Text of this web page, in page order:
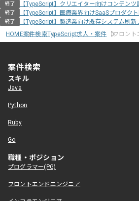
終了 【TypeScript】クリエイター向けコンテン
終了 【TypeScript】医療業界向けSaaSプロダク
終了
【TypeScript】製造業向け既存システム刷
HOME案件検索TypeScript求人・案件 【フロン
案件検索
スキル
Java
Python
Ruby
Go
職種・ポジション
プログラマー(PG)
フロントエンドエンジニア